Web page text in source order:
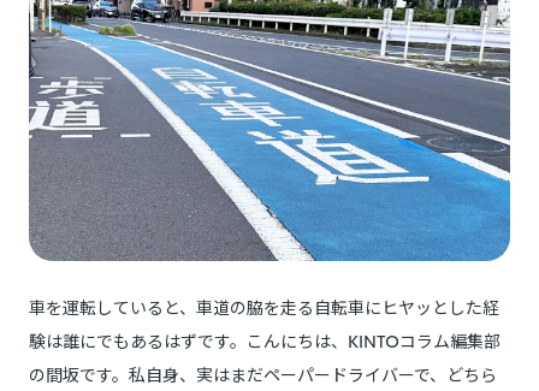
車を運転していると、車道の脇を走る自転車にヒヤッとした経
験は誰にでもあるはずです。こんにちは、KINTOコラム編集部
の間坂です。私自身、実はまだペーパードライバーで、どちら